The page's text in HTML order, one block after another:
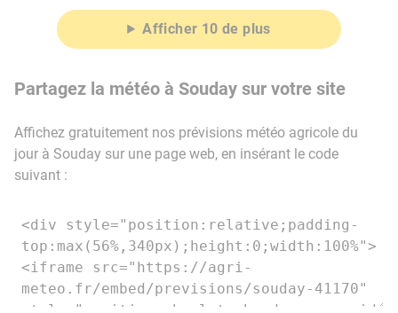
Afficher 10 de plus
Partagez la météo à Souday sur votre site
Affichez gratuitement nos prévisions météo agricole du
jour à Souday sur une page web, en insérant le code
suivant :